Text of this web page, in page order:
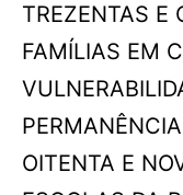
TREZENTAS E
FAMÍLIAS EM
OITENTA E